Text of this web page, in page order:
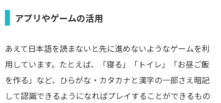
アプリやゲームの活用
あえて日本語を読まないと先に進めないようなゲームを利
用しています。たとえば、「寝る」「トイレ」「お昼ご飯
を作る」など、ひらがな・カタカナと漢字の一部さえ暗記
して認識できるようになればプレイすることができるもの